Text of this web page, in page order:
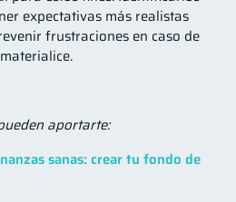
expectativas más realistas
frustraciones en caso de
aportarte:
sanas: crear tu fondo de